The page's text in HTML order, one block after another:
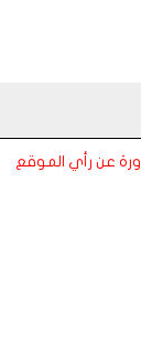
عن رأي الموقع